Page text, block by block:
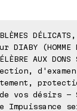
DIABY (HOMME
AUX
vos désirs -
Impuissance